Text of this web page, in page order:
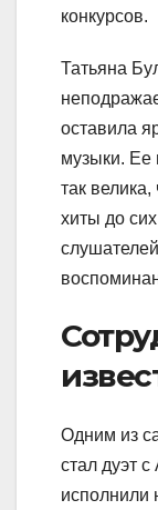
конкурсов.
Татьяна
оставила
музыки. Ее
так
хиты до
Одним из
стал дуэт
исполнили